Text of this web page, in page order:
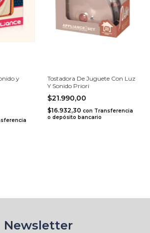
y
Tostadora De Juguete Con Luz
Y Sonido Priori
$21.990,00
$16.932,30 con Transferencia
o depósito bancario
Newsletter